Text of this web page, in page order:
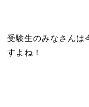
受験生のみなさんは
すよね！